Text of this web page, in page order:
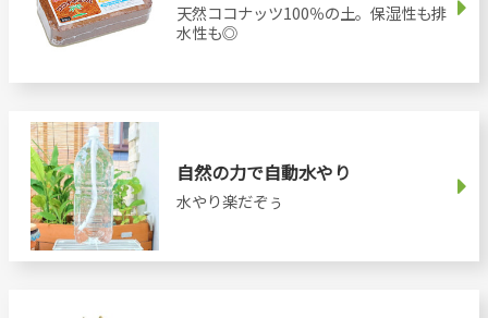
天然ココナッツ100％の土。保湿性も排
水性も◎
自然の力で自動水やり
水やり楽だぞぅ